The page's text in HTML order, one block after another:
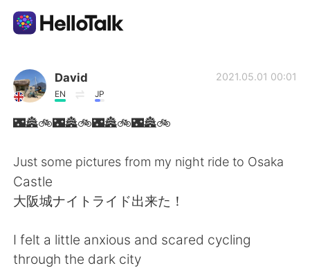
แอปแลกเปลี่ยนทางภาษา
AI Grammar Checker
English 简体中文
繁體中文 Español
David
EN JP
2021.05.01 00:01
🌃🏯🚲🌃🏯🚲🌃🏯🚲🌃🏯🚲
Just some pictures from my night ride to Osaka
Castle
大阪城ナイトライド出来た！
I felt a little anxious and scared cycling
through the dark city